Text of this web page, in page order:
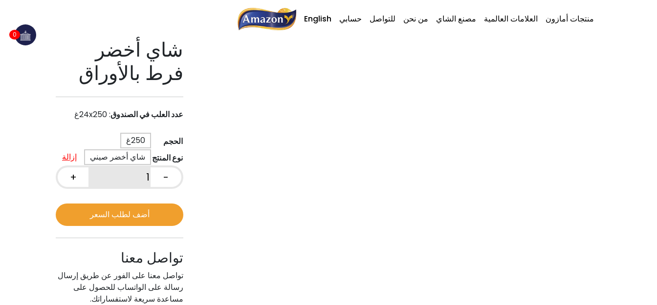
منتجات أمازون العلامات العالمية مصنع الشاي من نحن للتواصل حسابي English AmazonFoods
0
شاي أخضر
فرط بالأوراق
عدد العلب في الصندوق:24x250غ
الحجم
250غ
نوع المنتج
شاي أخضر صيني إزالة
-
أخضر
فرط
بالأوراق
+
أضف لطلب السعر
تواصل معنا
تواصل معنا على الفور عن طريق إرسال
رسالة على الواتساب للحصول على
مساعدة سريعة لاستفساراتك.